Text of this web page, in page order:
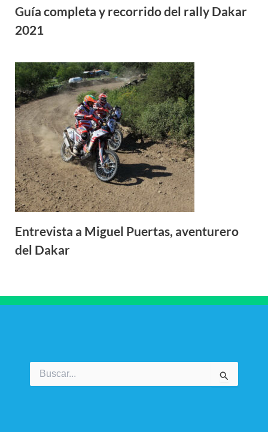
Guía completa y recorrido del rally Dakar
2021
Entrevista a Miguel Puertas, aventurero
del Dakar
por: